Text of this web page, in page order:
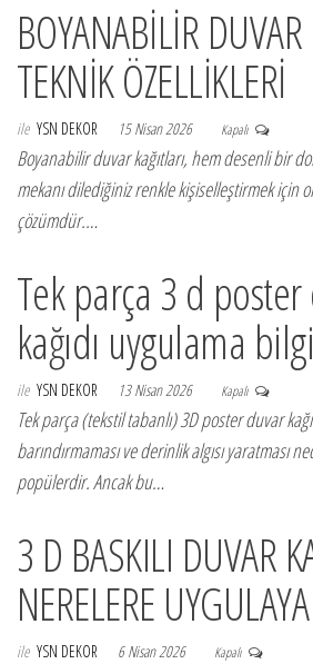
BOYANABİLİR
TEKNİK ÖZELLİKLERİ
ile YSN DEKOR 15 Nisan 2026 Kapalı
Boyanabilir duvar kağıtları, hem desenli bir
mekanı dilediğiniz renkle kişiselleştirmek için
çözümdür.…
Tek parça 3 d
kağıdı uygulama
ile YSN DEKOR 13 Nisan 2026 Kapalı
Tek parça (tekstil tabanlı) 3D poster duvar
barındırmaması ve derinlik algısı yaratması
popülerdir. Ancak bu…
3 D BASKILI DUVAR
NERELERE
ile YSN DEKOR 6 Nisan 2026 Kapalı